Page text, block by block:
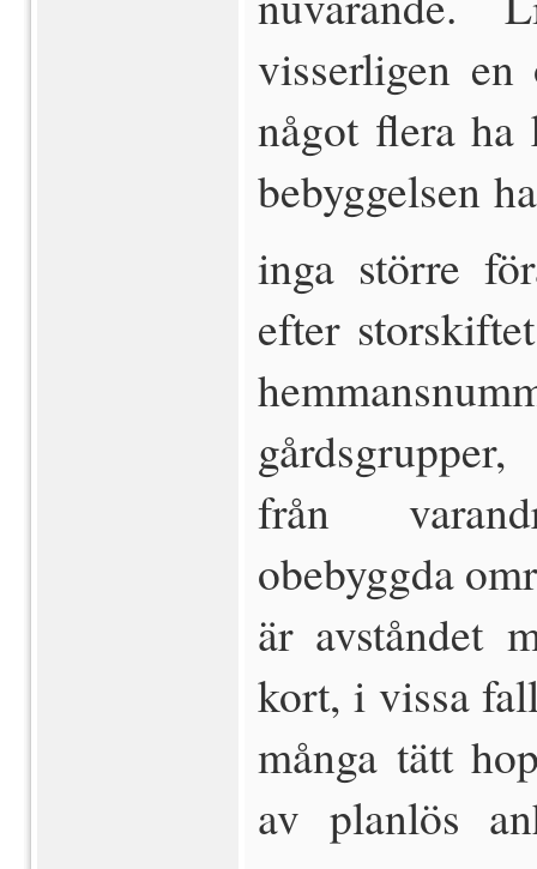
visserligen
något flera
bebyggelsen
inga större
efter
från
obebyggda
är avståndet
kort, i vissa
många tätt
av planlös